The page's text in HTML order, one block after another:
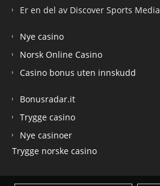
Er en del av Discover Sports Media
Nye casino
Norsk Online Casino
Casino bonus uten innskudd
Bonusradar.it
Trygge casino
Nye casinoer
Trygge norske casino